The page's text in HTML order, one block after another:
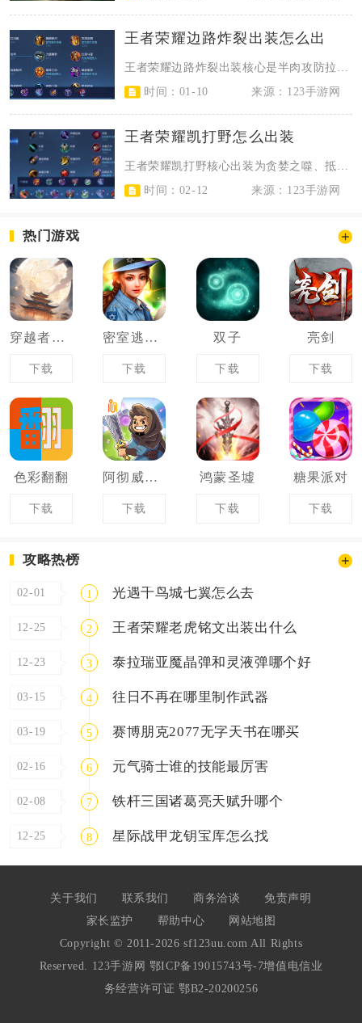
王者荣耀边路炸裂出装怎么出
时间：01-10
来源：123手游网
王者荣耀凯打野怎么出装
时间：02-12
来源：123手游网
热门游戏
穿越者系统模拟
下载
密室逃脱10侦探风云
下载
双子
下载
亮剑
下载
色彩翻翻
下载
阿彻威尔奇妙冒险拱谷世界
下载
鸿蒙圣墟
下载
糖果派对
下载
攻略热榜
02-01 1 光遇千鸟城七翼怎么去
12-25 2 王者荣耀老虎铭文出装出什么
12-23 3 泰拉瑞亚魔晶弹和灵液弹哪个好
03-15 4 往日不再在哪里制作武器
03-19 5 赛博朋克2077无字天书在哪买
02-16 6 元气骑士谁的技能最厉害
02-08 7 铁杆三国诸葛亮天赋升哪个
12-25 8 星际战甲龙钥宝库怎么找
关于我们 联系我们 商务洽谈
免责声明
家长监护
帮助中心
网站地图
Copyright © 2011-2026 sf123uu.com All Rights
Reserved. 123手游网 鄂ICP备19015743号-7增值电信业
务经营许可证 鄂B2-20200256